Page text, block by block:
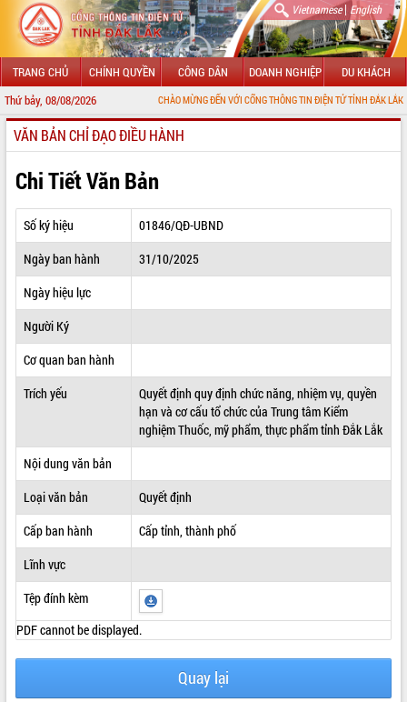
Vietnamese| English
TRANG CHỦ CHÍNH QUYỀN CÔNG DÂN DOANH NGHIỆP DU KHÁCH
Thứ bảy, 08/08/2026 CHÀO MỪNG ĐẾN VỚI CỔNG THÔNG TIN ĐIỆN TỬ TỈNH ĐẮK LẮK
GIỚI THIỆU
LÃNH ĐẠO UBND TỈNH
TIN TỨC SỰ KIỆN
SỞ, BAN, NGÀNH
THÔNG TIN CHỈ ĐẠO ĐIỀU HÀNH
HỆ THỐNG VĂN BẢN
VĂN BẢN HĐND TỈNH
QUY HOẠCH - KẾ HOẠCH
VĂN BẢN CHỈ ĐẠO ĐIỀU HÀNH
Chi Tiết Văn Bản
Số ký hiệu
01846/QĐ-UBND
Ngày ban hành
31/10/2025
Ngày hiệu lực
Người Ký
Cơ quan ban hành
Trích yếu
Quyết định quy định chức năng, nhiệm vụ, quyền
hạn và cơ cấu tổ chức của Trung tâm Kiểm
nghiệm Thuốc, mỹ phẩm, thực phẩm tỉnh Đắk Lắk
Nội dung văn bản
Loại văn bản
Quyết định
Cấp ban hành
Cấp tỉnh, thành phố
Lĩnh vực
Tệp đính kèm
PDF cannot be displayed.
Quay lại